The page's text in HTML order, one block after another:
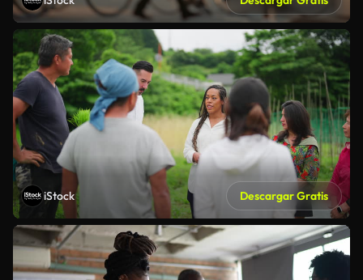
iStock Descargar Gratis